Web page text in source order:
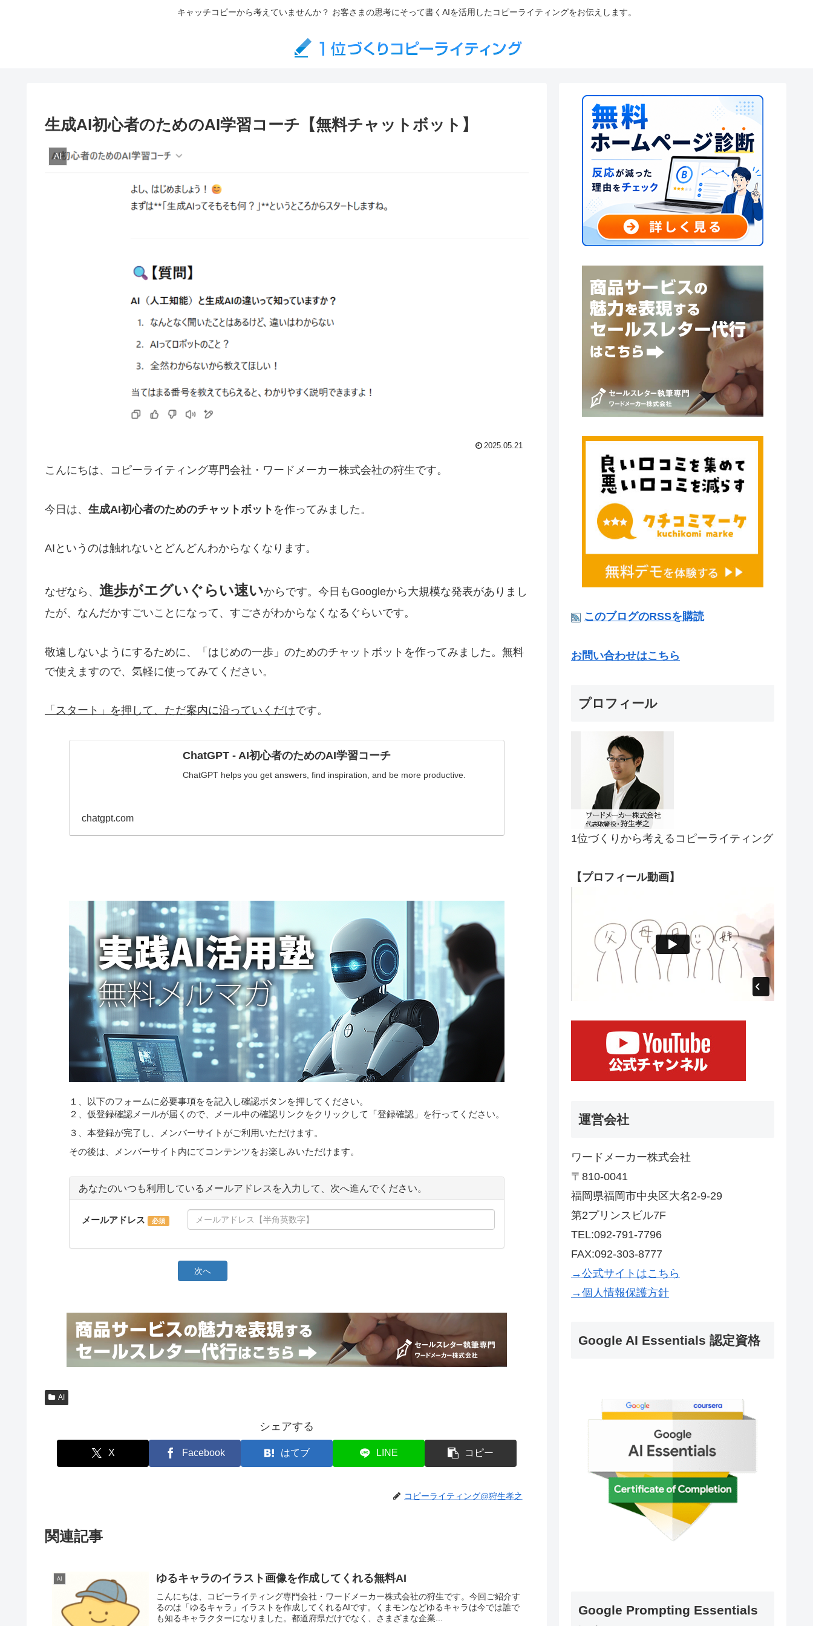
キャッチコピーから考えていませんか？ お客さまの思考にそって書くAIを活用したコピーライティングをお伝えします。
生成AI初心者のためのAI学習コーチ【無料チャットボット】
AI
2025.05.21
こんにちは、コピーライティング専門会社・ワードメーカー株式会社の狩生です。
今日は、 生成AI初心者のためのチャットボット を作ってみました。
AIというのは触れないとどんどんわからなくなります。
なぜなら、 進歩がエグいぐらい速いからです。今日もGoogleから大規模な発表がありまし
たが、なんだかすごいことになって、すごさがわからなくなるぐらいです。
敬遠しないようにするために、「はじめの一歩」のためのチャットボットを作ってみました。無料
で使えますので、気軽に使ってみてください。
「スタート」を押して、ただ案内に沿っていくだけです。
ChatGPT - AI初心者のためのAI学習コーチ
ChatGPT helps you get answers, find inspiration, and be more productive.
chatgpt.com
AI
シェアする
X Facebook はてブ LINE コピー
コピーライティング@狩生孝之
関連記事
AI ゆるキャラのイラスト画像を作成してくれる無料AI
こんにちは、コピーライティング専門会社・ワードメーカー株式会社の狩生です。今回ご紹介す
るのは「ゆるキャラ」イラストを作成してくれるAIです。くまモンなどゆるキャラは今では誰で
も知るキャラクターになりました。都道府県だけでなく、さまざまな企業...
このブログのRSSを購読
お問い合わせはこちら
プロフィール
1位づくりから考えるコピーライティング
【プロフィール動画】
運営会社
ワードメーカー株式会社
〒810-0041
福岡県福岡市中央区大名2-9-29
第2プリンスビル7F
TEL:092-791-7796
FAX:092-303-8777
→公式サイトはこちら
→個人情報保護方針
Google AI Essentials 認定資格
Google Prompting Essentials